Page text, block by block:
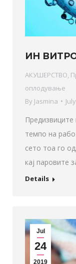
ИН
АКУШЕРСТВО,
оплодување
By Jasmina
темпо на
сето тоа го
кај паровите
Details
Jul
24
2019